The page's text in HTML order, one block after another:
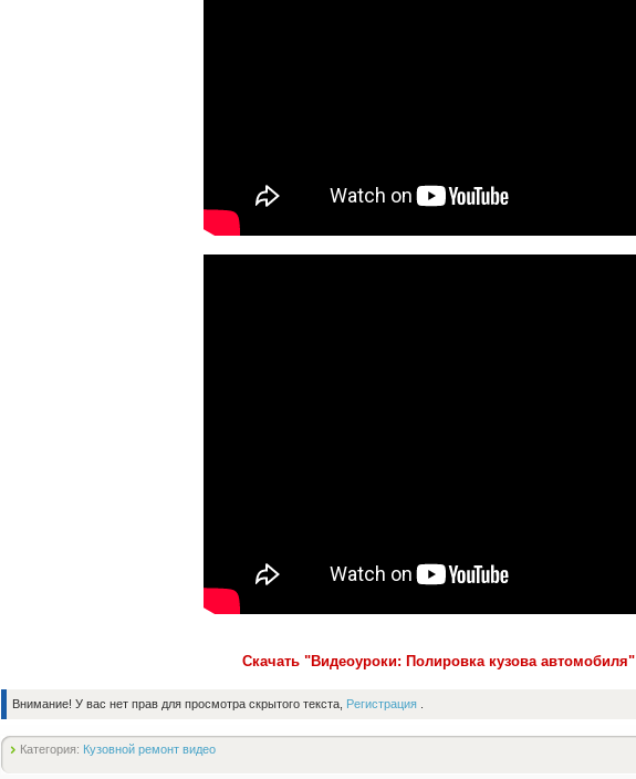
Скачать "Видеоуроки: Полировка кузова автомобиля"
Внимание! У вас нет прав для просмотра скрытого текста, Регистрация
Категория: Кузовной ремонт видео